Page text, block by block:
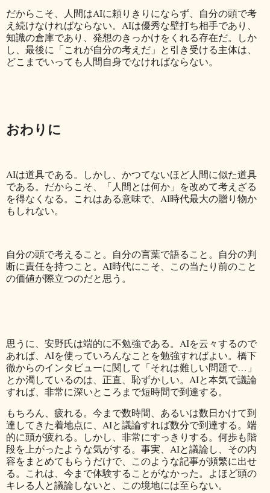
だからこそ、人間はAIに頼りきりにならず、自分の頭で考
え続けなければならない。AIは優秀な壁打ち相手であり、
知識の倉庫であり、発想のきっかけをくれる存在だ。しか
し、最後に「これが自分の考えだ」と引き受ける主体は、
どこまでいっても人間自身でなければならない。
おわりに
AIは道具である。しかし、かつてないほど人間に似た道具
である。だからこそ、「人間とは何か」を改めて考えざる
を得なくなる。これはある意味で、AI時代最大の贈り物か
もしれない。
自分の頭で考えること。自分の言葉で語ること。自分の判
断に責任を持つこと。AI時代にこそ、この当たり前のこと
の価値が際立つのだと思う。
思うに、安野氏は端的に不勉強である。AIを云々するので
あれば、AIを使っていろんなことを勉強すればよい。橋下
徹からのインタビューに関して「それは難しい問題で…」
とか濁しているのは、正直、恥ずかしい。AIと本気で議論
すれば、非常に深いところまで短時間で到達する。
もちろん、疲れる。今まで数時間、あるいは数日かけて到
達してきた着地点に、AIと議論すれば数分で到達する。端
的に頭が疲れる。しかし、非常にすっきりする。何歩も階
段を上がったような気がする。事実、AIと議論し、その内
容をまとめてもらうだけで、このような記事が頻繁に出せ
る。これは、今まで体験することがなかった。よほど頭の
キレる人と議論しないと、この境地には至らない。